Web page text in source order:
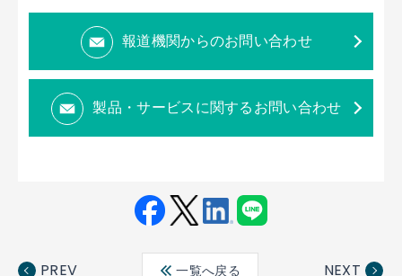
報道機関からのお問い合わせ
製品・サービスに関するお問い合わせ
ebo ter
edin
PREV 一覧へ戻る NEXT